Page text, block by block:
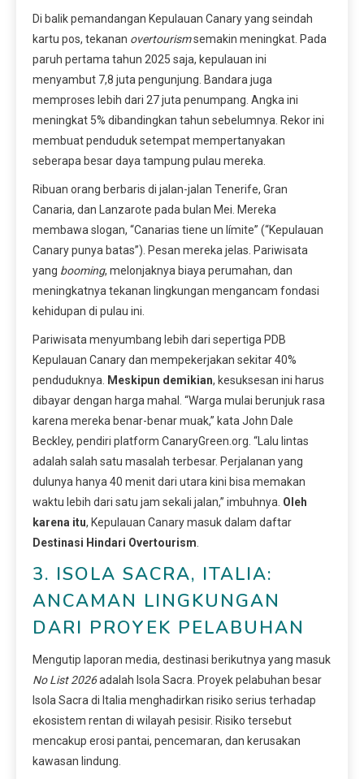
Di balik pemandangan Kepulauan Canary yang seindah
kartu pos, tekanan overtourismsemakin meningkat. Pada
paruh pertama tahun 2025 saja, kepulauan ini
menyambut 7,8 juta pengunjung. Bandara juga
memproses lebih dari 27 juta penumpang. Angka ini
meningkat 5% dibandingkan tahun sebelumnya. Rekor ini
membuat penduduk setempat mempertanyakan
seberapa besar daya tampung pulau mereka.
Ribuan orang berbaris di jalan-jalan Tenerife, Gran
Canaria, dan Lanzarote pada bulan Mei. Mereka
membawa slogan, “Canarias tiene un límite” (“Kepulauan
Canary punya batas”). Pesan mereka jelas. Pariwisata
yang booming, melonjaknya biaya perumahan, dan
meningkatnya tekanan lingkungan mengancam fondasi
kehidupan di pulau ini.
Pariwisata menyumbang lebih dari sepertiga PDB
Kepulauan Canary dan mempekerjakan sekitar 40%
penduduknya.
Meskipun demikian, kesuksesan ini harus
dibayar dengan harga mahal. “Warga mulai berunjuk rasa
karena mereka benar-benar muak,” kata John Dale
Beckley, pendiri platform CanaryGreen.org. “Lalu lintas
adalah salah satu masalah terbesar. Perjalanan yang
dulunya hanya 40 menit dari utara kini bisa memakan
waktu lebih dari satu jam sekali jalan,” imbuhnya. Oleh
karena itu, Kepulauan Canary masuk dalam daftar
Destinasi Hindari Overtourism
3. ISOLA SACRA, ITALIA:
ANCAMAN LINGKUNGAN
DARI PROYEK PELABUHAN
Mengutip laporan media, destinasi berikutnya yang masuk
No List 2026adalah Isola Sacra. Proyek pelabuhan besar
Isola Sacra di Italia menghadirkan risiko serius terhadap
ekosistem rentan di wilayah pesisir. Risiko tersebut
mencakup erosi pantai, pencemaran, dan kerusakan
kawasan lindung.